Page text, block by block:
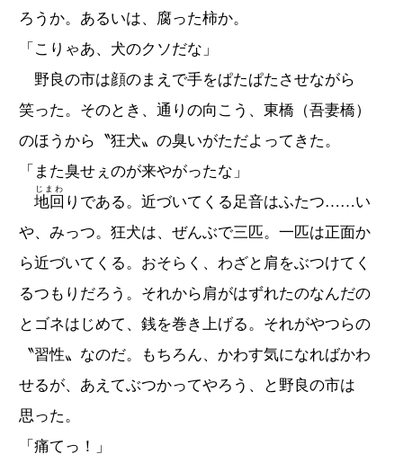
ろうか。あるいは、腐った柿か。
「こりゃあ、犬のクソだな」
野良の市は顔のまえで手をぱたぱたさせながら
笑った。そのとき、通りの向こう、東橋（吾妻橋）
のほうから〝狂犬〟の臭いがただよってきた。
「また臭せぇのが来やがったな」
地回
じまわ
りである。近づいてくる足音はふたつ……い
や、みっつ。狂犬は、ぜんぶで三匹。一匹は正面か
ら近づいてくる。おそらく、わざと肩をぶつけてく
るつもりだろう。それから肩がはずれたのなんだの
とゴネはじめて、銭を巻き上げる。それがやつらの
〝習性〟なのだ。もちろん、かわす気になればかわ
せるが、あえてぶつかってやろう、と野良の市は
思った。
「痛てっ！」